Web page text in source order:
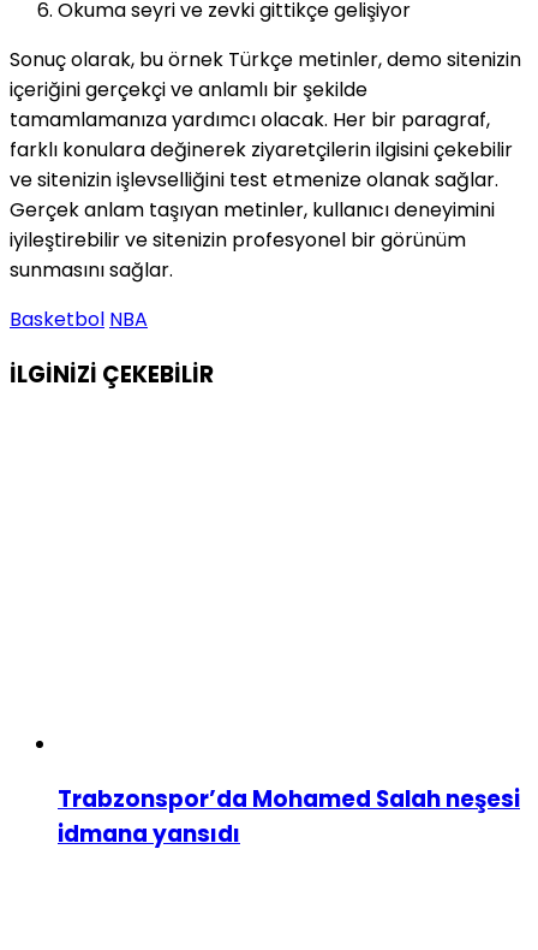
Okuma seyri ve zevki gittikçe gelişiyor
Sonuç olarak, bu örnek Türkçe metinler, demo sitenizin
içeriğini gerçekçi ve anlamlı bir şekilde
tamamlamanıza yardımcı olacak. Her bir paragraf,
farklı konulara değinerek ziyaretçilerin ilgisini çekebilir
ve sitenizin işlevselliğini test etmenize olanak sağlar.
Gerçek anlam taşıyan metinler, kullanıcı deneyimini
iyileştirebilir ve sitenizin profesyonel bir görünüm
sunmasını sağlar.
Basketbol NBA
İLGİNİZİ ÇEKEBİLİR
Trabzonspor’da Mohamed Salah neşesi
idmana yansıdı